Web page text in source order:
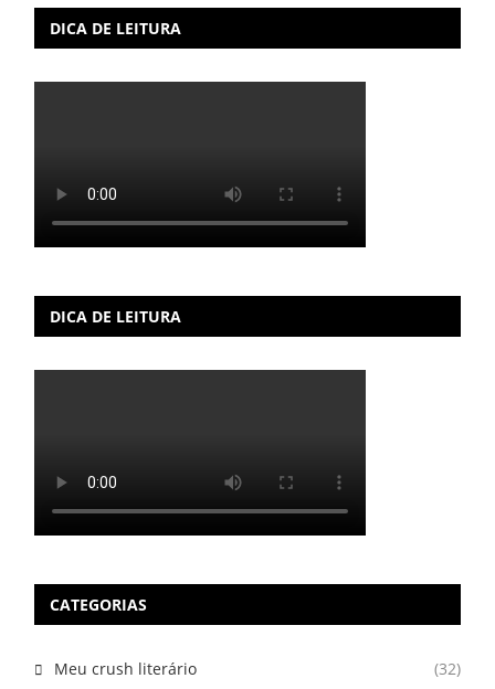
DICA DE LEITURA
DICA DE LEITURA
CATEGORIAS
Meu crush literário (32)